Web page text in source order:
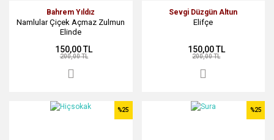
Bahrem Yıldız
Namlular Çiçek Açmaz Zulmun
Elinde
150,00 TL
200,00 TL
Sevgi Düzgün Altun
Elifçe
150,00 TL
200,00 TL
%25 %25